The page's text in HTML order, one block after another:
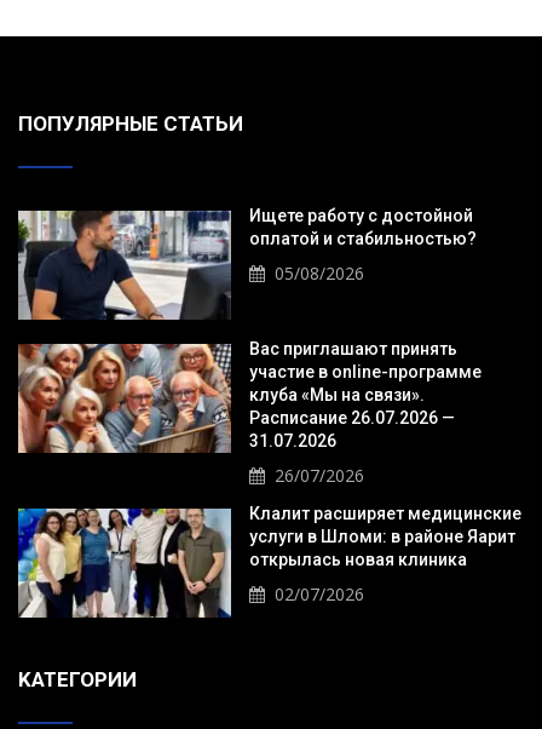
ПОПУЛЯРНЫЕ СТАТЬИ
Ищете работу с достойной
оплатой и стабильностью?
05/08/2026
Вас приглашают принять
участие в online-программе
клуба «Мы на связи».
Расписание 26.07.2026 —
31.07.2026
26/07/2026
Клалит расширяет медицинские
услуги в Шломи: в районе Яарит
открылась новая клиника
02/07/2026
KАТЕГОРИИ